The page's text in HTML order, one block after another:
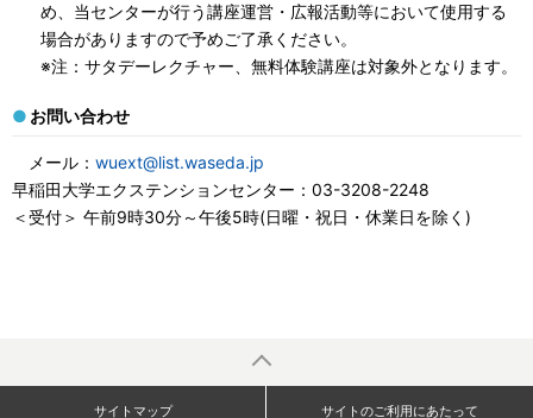
め、当センターが行う講座運営・広報活動等において使用する
場合がありますので予めご了承ください。
※注：サタデーレクチャー、無料体験講座は対象外となります。
お問い合わせ
メール： wuext@list.waseda.jp
早稲田大学エクステンションセンター：03-3208-2248
＜受付＞ 午前9時30分～午後5時(日曜・祝日・休業日を除く)
サイトマップ サイトのご利用にあたって